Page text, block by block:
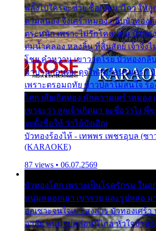
พลั้งไปใครจะช่วย ซื้อเปลมาไกว ให้ลู
ตามสนอง จึงเศร้าหมอง กลีบบัวทอง
ตระหนัก เพราะไม่รักโคลนตม บัวทอ
ตมน้ำคลอง หลงลิ้น ที่สิ้นสัตย์ เจ้าจึง
โชย คำหวาน เขาวาดโรย บัวทองกลี
มาบานก่อนตูม ดุจไฟสุมร้อนรุมอุรา บั
เพราะตรอมฤทัย ข้าวปลาไม่สนใจ ร้อ
โศก เสียเถิดทอง พักความเศร้าหมอง
เขาจะว่า ลูกเจ้าเกิดมา จะชื่อว่าไง พี่
จะตั้งชื่อให้ ว่าไอ้บังเอิญ
บัวทองร้องไห้ - เทพพร เพชรอุบล (ซ
(KARAOKE)
87 views • 06.07.2569
บัวทองโศก เพราะเป็นโรครักรุม ใน
หนุ่มหลอกเอา เขารวย และรูปหล่อ ม
ออเซาะจนใจเบา สงสาร บัวทองเศร้า
อาลัย หนุ่มรูปหล่อหนีไกล หัวใจบัวทอ